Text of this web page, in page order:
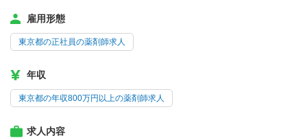
雇用形態
東京都の正社員の薬剤師求人
年収
東京都の年収800万円以上の薬剤師求人
求人内容